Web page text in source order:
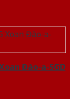
Đào-a-SGD